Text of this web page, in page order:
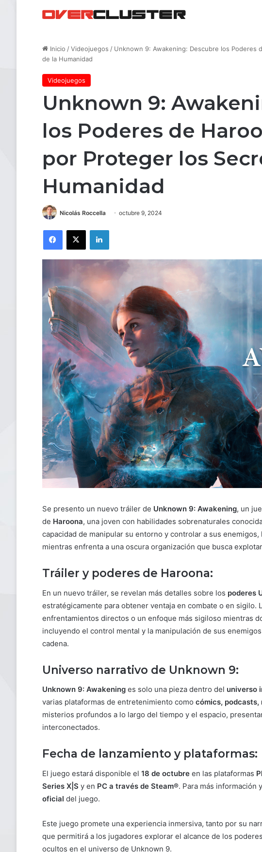
Inicio /Videojuegos / Unknown 9: Awakening: Descubre los Poderes
de la Humanidad
Videojuegos
Unknown 9:
los Poderes de
por Proteger los
Humanidad
Nicolás Roccella octubre 9, 2024
Facebook
X LinkedIn
Se presento un nuevo tráiler de Unknown 9: Awakening, un
de Haroona, una joven con habilidades sobrenaturales
capacidad de manipular su entorno y controlar a sus
mientras enfrenta a una oscura organización que busca
Tráiler y poderes de Haroona:
En un nuevo tráiler, se revelan más detalles sobre los poderes
estratégicamente para obtener ventaja en combate o en sigilo.
enfrentamientos directos o un enfoque más sigiloso mientras
incluyendo el control mental y la manipulación de sus
cadena.
Universo narrativo de Unknown 9:
Unknown 9: Awakeninges solo una pieza dentro del universo
varias plataformas de entretenimiento como cómics, podcasts,
misterios profundos a lo largo del tiempo y el espacio,
interconectados.
Fecha de lanzamiento y plataformas:
El juego estará disponible el 18 de octubreen las plataformas
Series X|S y en PC a través de Steam®. Para más información
oficial del juego.
Este juego promete una experiencia inmersiva, tanto por su
que permitirá a los jugadores explorar el alcance de los
ocultos en el universo de Unknown 9.